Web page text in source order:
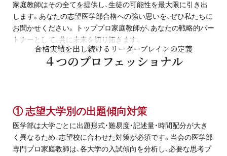
0120-11-3967
受付:9:30～21:30(定休:日曜・祝日)
お問い合わせ・資料請求
家庭教師はその全てを提供し、生徒の可能性を最大限に引き出
します。あなたの志望医学部合格への強い思いを、ぜひ私たちに
お聞かせください。 トッププロ家庭教師が、あなたの戦略的パー
トナーとして、共に未来を切り拓きます。
合格実績を出し続けるリーダーブレインの定義
４つのプロフェッショナル
① 志望大学別の出題傾向対策
医学部は大学ごとに出題形式・難易度・記述量・時間配分が大き
く異なるため、志望校に合わせた対策が必須です。当会の医学部
専門プロ家庭教師は、各大学の入試傾向を分析し、必要な思考プ